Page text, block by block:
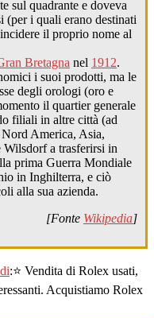
sul quadrante e doveva
(per i quali erano destinati
il proprio nome al
Bretagna nel 1912.
i suoi prodotti, ma le
degli orologi (oro e
il quartier generale
filiali in altre città (ad
America, Asia,
a trasferirsi in
prima Guerra Mondiale
in Inghilterra, e ciò
alla sua azienda.
[Fonte Wikipedia]
:⭐ Vendita di Rolex usati,
Acquistiamo Rolex